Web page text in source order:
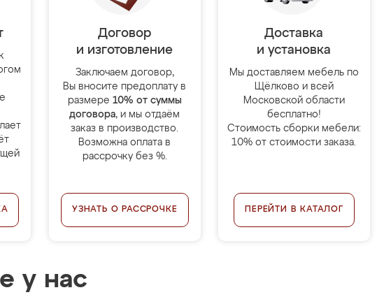
Договор
и изготовление
Заключаем договор,
Вы вносите предоплату в
размере 10% от суммы
договора, и мы отдаём
заказ в производство.
Возможна оплата в
рассрочку без %.
УЗНАТЬ О РАССРОЧКЕ
Доставка
и установка
Мы доставляем мебель по
Щёлково и всей
Московской области
бесплатно!
Стоимость сборки мебели:
10% от стоимости заказа.
ПЕРЕЙТИ В КАТАЛОГ
у нас